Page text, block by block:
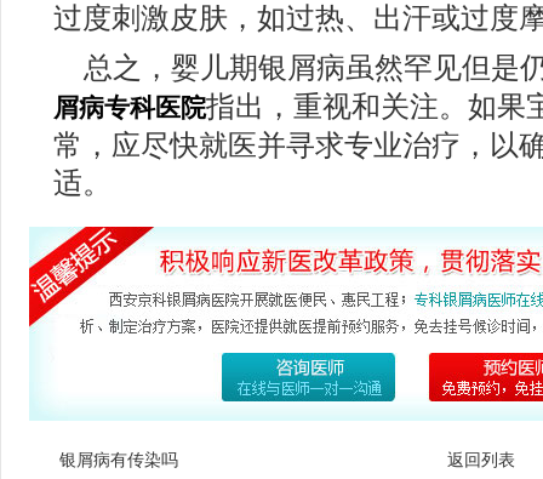
过度刺激皮肤，如过热、出汗或过度
总之，婴儿期银屑病虽然罕见但是
屑病专科医院指出，重视和关注。如果
常，应尽快就医并寻求专业治疗，以
适。
银屑病有传染吗 返回列表